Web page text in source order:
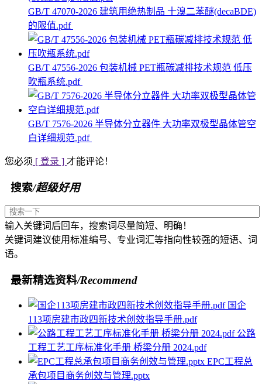
GB/T 47070-2026 建筑用绝热制品 十溴二苯醚(decaBDE)
的限值.pdf
GB/T 47556-2026 包装机械 PET瓶碳减排技术规范 低压
吹瓶系统.pdf
GB/T 7576-2026 半导体分立器件 大功率双极型晶体管空
白详细规范.pdf
您必须 [ 登录 ] 才能评论！
搜索/超级好用
输入关键词后回车，搜索词尽量简短、明确！
关键词建议使用标准编号、专业词汇等指向性较强的短语、词
语。
最新精选资料/Recommend
国企
113项房建市政四新技术创效指导手册.pdf
公路
工程工艺工序标准化手册 桥梁分册 2024.pdf
EPC工程总
承包项目商务创效与管理.pptx